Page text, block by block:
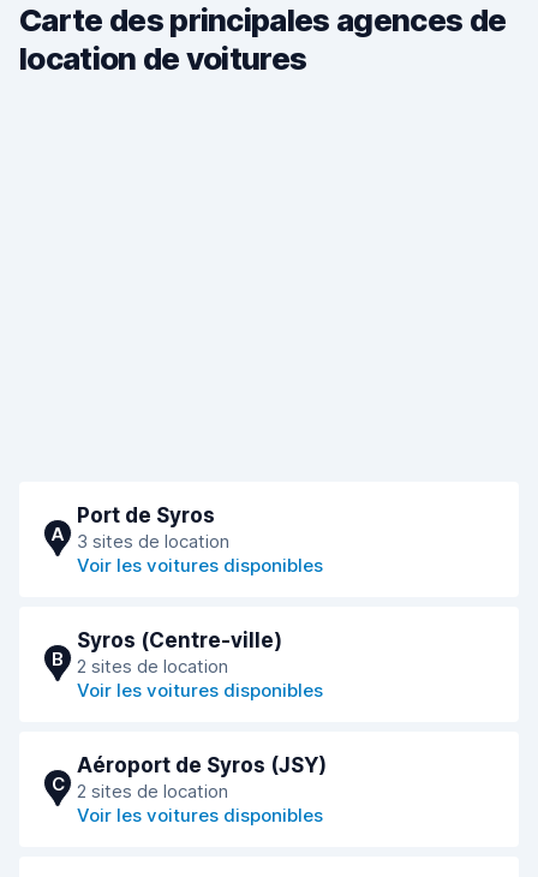
Carte des principales agences de
location de voitures
A
Port de Syros
3 sites de location
Voir les voitures disponibles
B
Syros (Сentre-ville)
2 sites de location
Voir les voitures disponibles
C
Aéroport de Syros (JSY)
2 sites de location
Voir les voitures disponibles